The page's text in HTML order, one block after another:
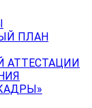
ПЛАН
АТТЕСТАЦИИ